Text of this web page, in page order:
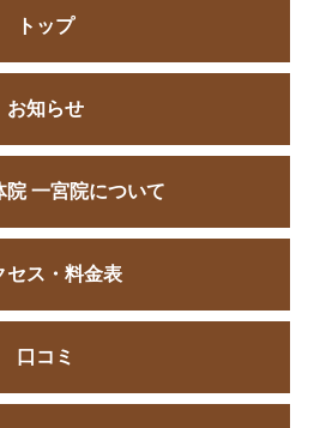
トップ
お知らせ
院 一宮院について
セス・料金表
口コミ